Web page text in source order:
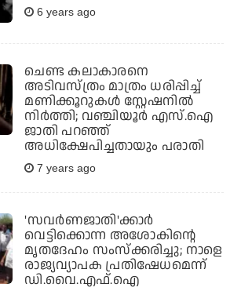
6 years ago
ചെണ്ട കലാകാരനെ
അടിവസ്ത്രം മാത്രം ധരിപ്പിച്ച്
മണിക്കൂറുകള്‍ സ്റ്റേഷനില്‍
നിര്‍ത്തി; വഞ്ചിയൂര്‍ എസ്.ഐ
ജാതി പറഞ്ഞ്
അധിക്ഷേപിച്ചതായും പരാതി
7 years ago
'സവര്‍ണജാതി'ക്കാര്‍
വെട്ടിക്കൊന്ന അശോകിന്റെ
മൃതദേഹം സംസ്‌ക്കരിച്ചു; നാളെ
രാജ്യവ്യാപക പ്രതിഷേധമെന്ന്
ഡി.വൈ.എഫ്.ഐ